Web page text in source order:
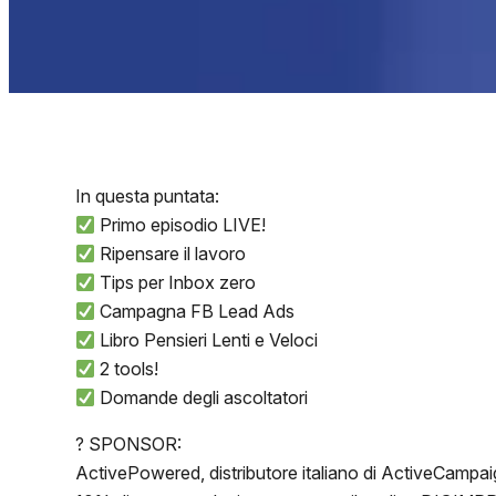
In questa puntata:
Primo episodio LIVE!
Ripensare il lavoro
Tips per Inbox zero
Campagna FB Lead Ads
Libro Pensieri Lenti e Veloci
2 tools!
Domande degli ascoltatori
? SPONSOR:
ActivePowered, distributore italiano di